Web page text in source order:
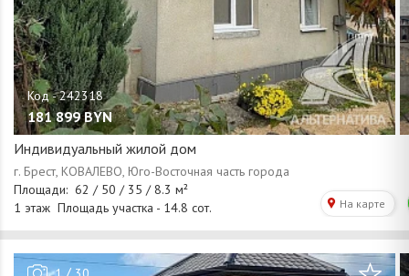
181 899 BYN
Индивидуальный жилой дом
/